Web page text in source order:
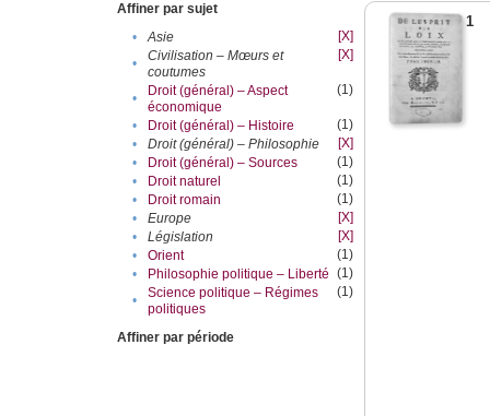
Affiner par sujet
•
Asie
[X]
•
Civilisation – Mœurs et
coutumes
[X]
•
Droit (général) – Aspect
économique
(1)
• Droit (général) – Histoire
(1)
•
Droit (général) – Philosophie
[X]
•
Droit (général) – Sources
(1)
•
Droit naturel
(1)
•
Droit romain
(1)
•
Europe
[X]
•
Législation
[X]
•
Orient
(1)
•
Philosophie politique – Liberté (1)
•
Science politique – Régimes
politiques
(1)
Affiner par période
1